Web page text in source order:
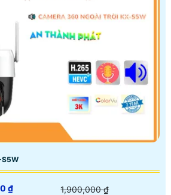
S5W
₫ 1,900,000 ₫